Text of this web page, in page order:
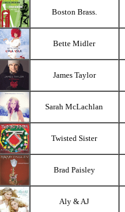
Boston Brass.
Bette Midler
James Taylor
Sarah McLachlan
Twisted Sister
Brad Paisley
Aly & AJ